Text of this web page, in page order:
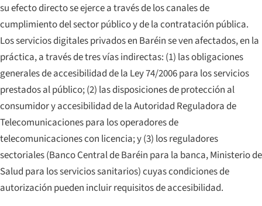
su efecto directo se ejerce a través de los canales de
cumplimiento del sector público y de la contratación pública.
Los servicios digitales privados en Baréin se ven afectados, en la
práctica, a través de tres vías indirectas: (1) las obligaciones
generales de accesibilidad de la Ley 74/2006 para los servicios
prestados al público; (2) las disposiciones de protección al
consumidor y accesibilidad de la Autoridad Reguladora de
Telecomunicaciones para los operadores de
telecomunicaciones con licencia; y (3) los reguladores
sectoriales (Banco Central de Baréin para la banca, Ministerio de
Salud para los servicios sanitarios) cuyas condiciones de
autorización pueden incluir requisitos de accesibilidad.